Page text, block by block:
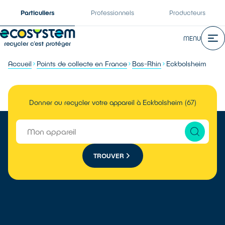
Particuliers Professionnels Producteurs
MENU
Accueil Points de collecte en France Bas-Rhin Eckbolsheim
Donner ou recycler votre appareil à Eckbolsheim (67)
TROUVER